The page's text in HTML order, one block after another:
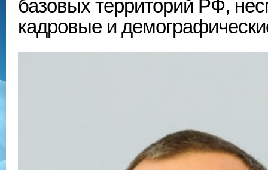
базовых территорий РФ,
кадровые и